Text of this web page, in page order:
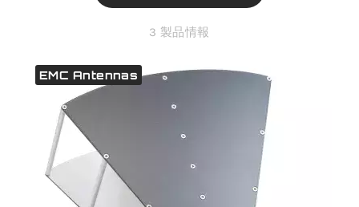
3 製品情報
EMC Antennas